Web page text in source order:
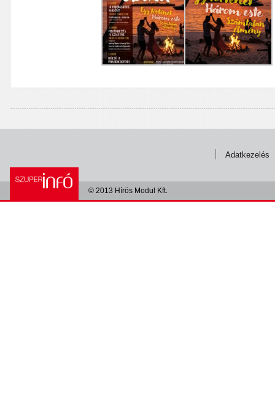
Adatkezelés
© 2013 Hírös Modul Kft.